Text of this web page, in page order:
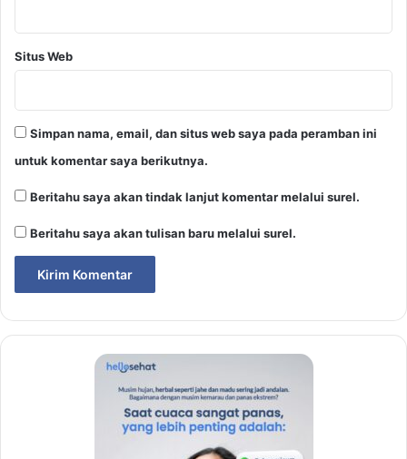
Situs Web
Simpan nama, email, dan situs web saya pada peramban ini
untuk komentar saya berikutnya.
Beritahu saya akan tindak lanjut komentar melalui surel.
Beritahu saya akan tulisan baru melalui surel.